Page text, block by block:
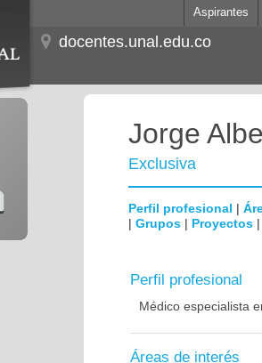
Aspirantes
docentes.unal.edu.co
Jorge
Exclusiva
Perfil profesional |
| Grupos | Proyectos
Perfil profesional
Médico especialista
Áreas de interés